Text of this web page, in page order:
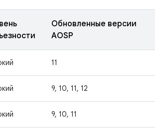
Обновленные версии
AOSP
11
9, 10, 11, 12
9, 10, 11